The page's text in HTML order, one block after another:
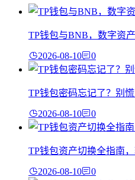
TP钱包与BNB，数字资
2026-08-10 0
TP钱包密码忘记了？别
2026-08-10 0
TP钱包资产切换全指南
2026-08-10 0